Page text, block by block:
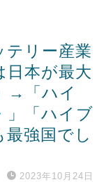
テリー産業
日本が最大
→「ハイ
」「ハイブ
最強国でし
2023年10月24日